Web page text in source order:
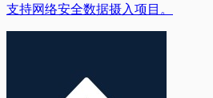
支持网络安全数据摄入项目。